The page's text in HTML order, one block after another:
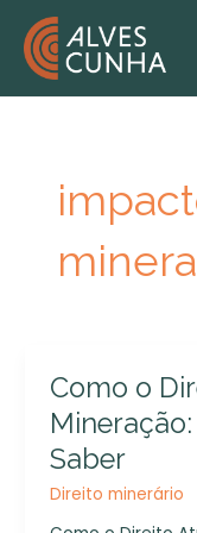
para
Como o
Saber
Direito minerário
Como
o
Direito
Atua
na